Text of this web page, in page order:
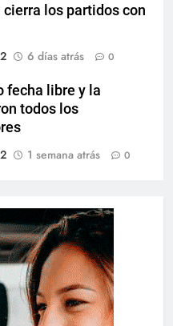
cierra los partidos con
6 días atrás 0
fecha libre y la
todos los
1 semana atrás 0